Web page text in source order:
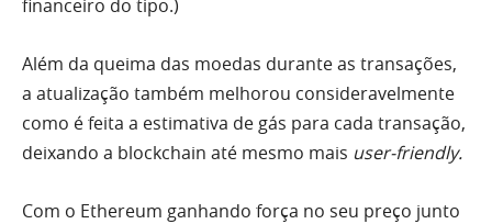
financeiro do tipo.)
Além da queima das moedas durante as transações,
a atualização também melhorou consideravelmente
como é feita a estimativa de gás para cada transação,
deixando a blockchain até mesmo mais user-friendly.
Com o Ethereum ganhando força no seu preço junto